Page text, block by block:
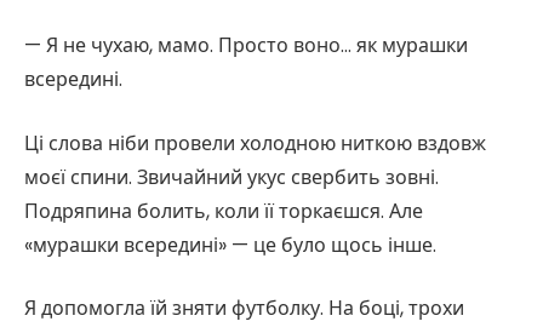
— Я не чухаю, мамо. Просто воно… як мурашки
всередині.
Ці слова ніби провели холодною ниткою вздовж
моєї спини. Звичайний укус свербить зовні.
Подряпина болить, коли її торкаєшся. Але
«мурашки всередині» — це було щось інше.
Я допомогла їй зняти футболку. На боці, трохи